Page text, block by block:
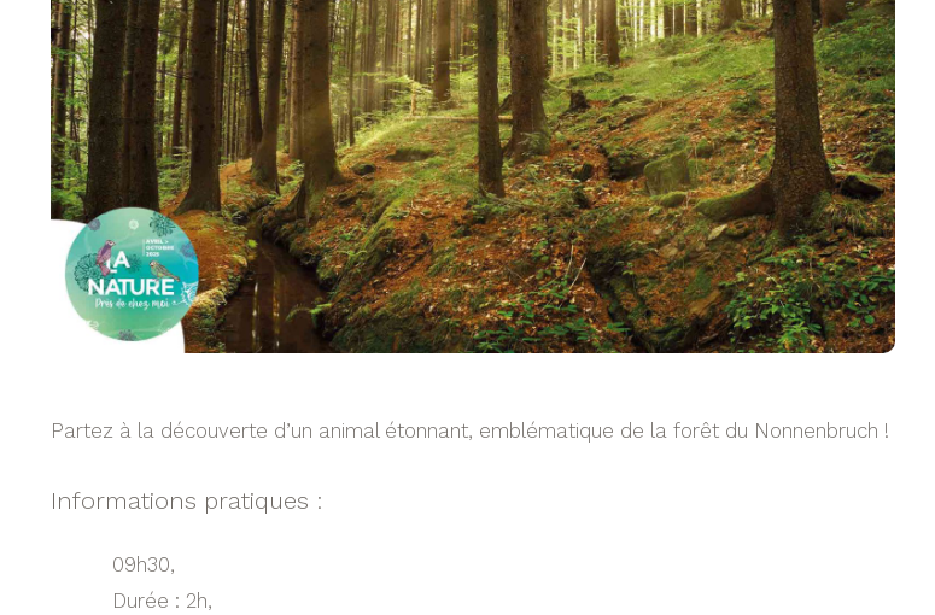
Partez à la découverte d’un animal étonnant, emblématique de la forêt du Nonnenbruch !
Informations pratiques :
09h30,
Durée : 2h,